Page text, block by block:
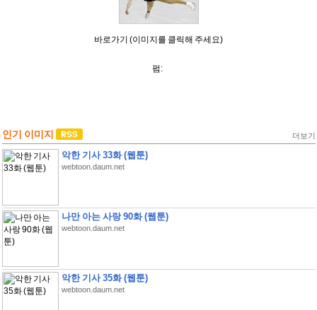
바로가기 (이미지를 클릭해 주세요)
펌:
인기 이미지 더보기
악한 기사 33화 (웹툰)
webtoon.daum.net
나만 아는 사랑 90화 (웹툰)
webtoon.daum.net
악한 기사 35화 (웹툰)
webtoon.daum.net